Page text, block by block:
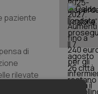
paziente
di
rilevate